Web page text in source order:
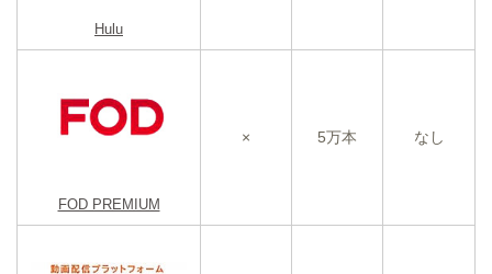
Hulu
FOD PREMIUM
× 5万本 なし